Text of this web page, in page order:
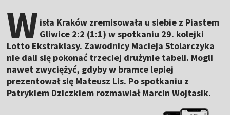
W isła Kraków zremisowała u siebie z Piastem
Gliwice 2:2 (1:1) w spotkaniu 29. kolejki
Lotto Ekstraklasy. Zawodnicy Macieja Stolarczyka
nie dali się pokonać trzeciej drużynie tabeli. Mogli
nawet zwyciężyć, gdyby w bramce lepiej
prezentował się Mateusz Lis. Po spotkaniu z
Patrykiem Dziczkiem rozmawiał Marcin Wojtasik.